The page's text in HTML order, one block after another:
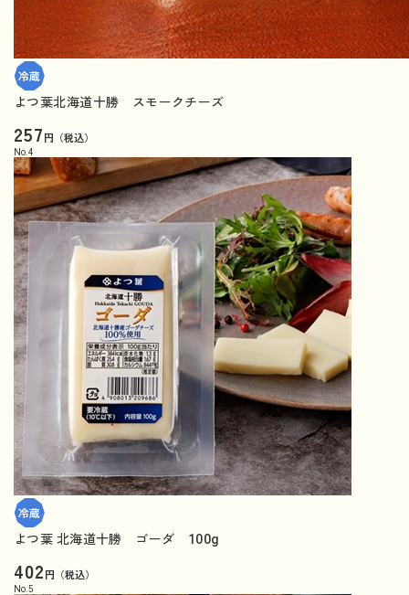
よつ葉北海道十勝 スモークチーズ
257円（税込）
No. 4
よつ葉 北海道十勝 ゴーダ 100g
402円（税込）
No. 5